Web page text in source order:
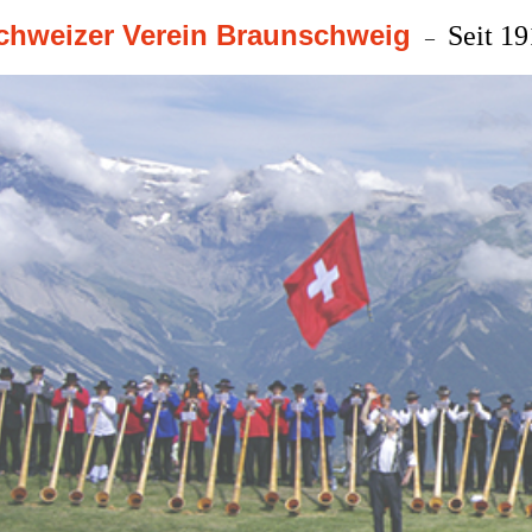
Verein Braunschweig – Seit